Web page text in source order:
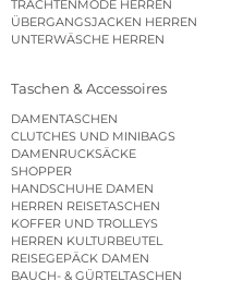
TRACHTENMODE HERREN
ÜBERGANGSJACKEN HERREN
UNTERWÄSCHE HERREN
Taschen & Accessoires
DAMENTASCHEN
CLUTCHES UND MINIBAGS
DAMENRUCKSÄCKE
SHOPPER
HANDSCHUHE DAMEN
HERREN REISETASCHEN
KOFFER UND TROLLEYS
HERREN KULTURBEUTEL
REISEGEPÄCK DAMEN
BAUCH- & GÜRTELTASCHEN